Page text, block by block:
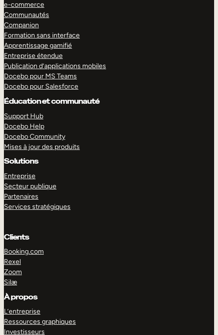
e-commerce
Communautés
Companion
Formation sans interface
Apprentissage gamifié
Entreprise étendue
Publication d’applications mobiles
Docebo pour MS Teams
Docebo pour Salesforce
Éducation et communauté
Support Hub
Docebo Help
Docebo Community
Mises à jour des produits
Solutions
Entreprise
Secteur publique
Partenaires
Services stratégiques
Clients
Booking.com
Rexel
Zoom
Silæ
À propos
L’entreprise
Ressources graphiques
Investisseurs